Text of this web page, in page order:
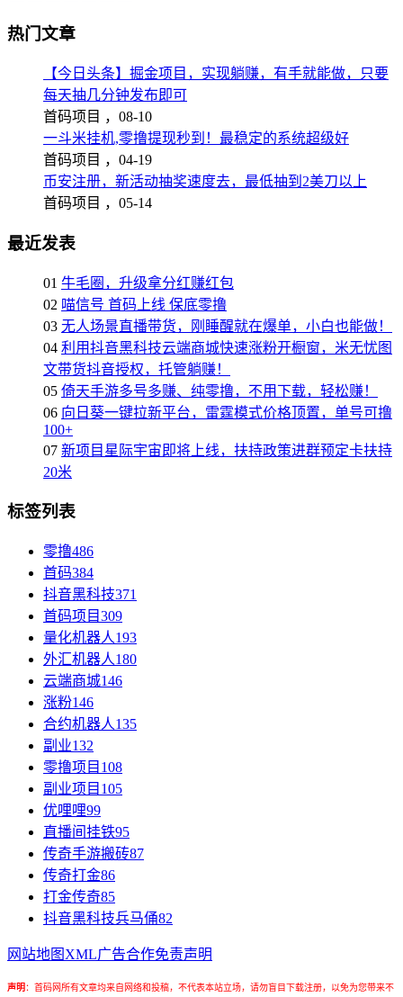
热门文章
【今日头条】掘金项目，实现躺赚，有手就能做，只要
每天抽几分钟发布即可
首码项目 ， 08-10
一斗米挂机,零撸提现秒到！最稳定的系统超级好
首码项目 ， 04-19
币安注册，新活动抽奖速度去，最低抽到2美刀以上
首码项目 ， 05-14
最近发表
01 牛毛圈，升级拿分红赚红包
02 喵信号 首码上线 保底零撸
03 无人场景直播带货，刚睡醒就在爆单，小白也能做！
04 利用抖音黑科技云端商城快速涨粉开橱窗，米无忧图
文带货抖音授权，托管躺赚！
05 倚天手游多号多赚、纯零撸，不用下载，轻松赚！
06 向日葵一键拉新平台，雷霆模式价格顶置，单号可撸
100+
07 新项目星际宇宙即将上线，扶持政策进群预定卡扶持
20米
标签列表
零撸486
首码384
抖音黑科技371
首码项目309
量化机器人193
外汇机器人180
云端商城146
涨粉146
合约机器人135
副业132
零撸项目 108
副业项目 105
优哩哩99
直播间挂铁95
传奇手游搬砖87
传奇打金86
打金传奇85
抖音黑科技兵马俑82
网站地图 XML广告合作免责声明
声明： 首码网所有文章均来自网络和投稿，不代表本站立场，请勿盲目下载注册，以免为您带来不